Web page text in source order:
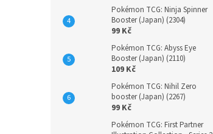
Pokémon TCG: Ninja Spinner
Booster (Japan) (2304)
99 Kč
Pokémon TCG: Abyss Eye
Booster (Japan) (2110)
109 Kč
Pokémon TCG: Nihil Zero
booster (Japan) (2267)
99 Kč
Pokémon TCG: First Partner